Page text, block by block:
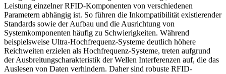
Leistung einzelner RFID-Komponenten von verschiedenen
Parametern abhängig ist. So führen die Inkompatibilität existierender
Standards sowie der Aufbau und die Ausrichtung von
Systemkomponenten häufig zu Schwierigkeiten. Während
beispielsweise Ultra-Hochfrequenz-Systeme deutlich höhere
Reichweiten erzielen als Hochfrequenz-Systeme, treten aufgrund
der Ausbreitungscharakteristik der Wellen Interferenzen auf, die das
Auslesen von Daten verhindern. Daher sind robuste RFID-